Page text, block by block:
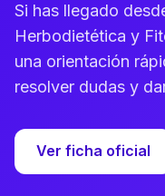
Si has llegado
Herbodietética y
una orientación
resolver dudas y
Ver ficha oficial